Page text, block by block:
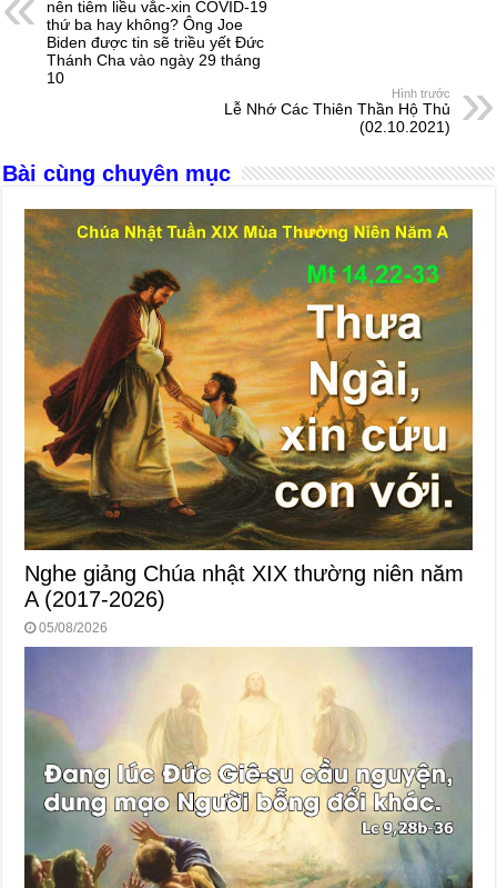
o
o
g
er
p
p
s
nên tiêm liều vắc-xin COVID-19
thứ ba hay không? Ông Joe
Biden được tin sẽ triều yết Đức
Thánh Cha vào ngày 29 tháng
10
Hình trước
Lễ Nhớ Các Thiên Thần Hộ Thủ
(02.10.2021)
Bài cùng chuyên mục
Nghe giảng Chúa nhật XIX thường niên năm
A (2017-2026)
05/08/2026